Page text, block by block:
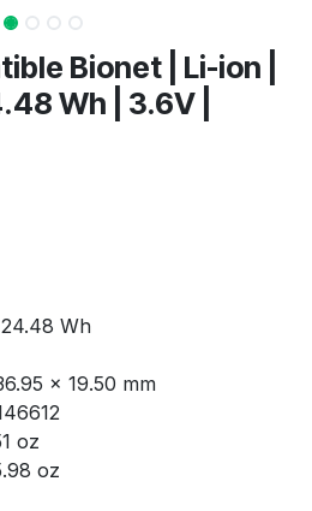
Bionet | Li-ion |
Wh | 3.6V |
Wh
x 19.50 mm
oz
oz